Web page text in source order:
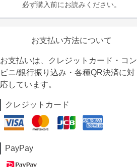
必ず購入前にお読みください。
お支払い方法について
お支払いは、クレジットカード・コン
ビニ/銀行振り込み・各種QR決済に対
応しています。
クレジットカード
PayPay